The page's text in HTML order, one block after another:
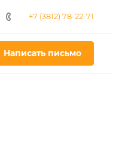
+7 (3812) 78-22-71
Написать письмо